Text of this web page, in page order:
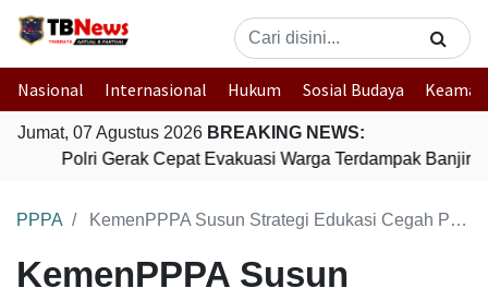
Nasional Internasional Hukum Sosial Budaya
Jumat, 07 Agustus 2026 BREAKING NEWS:
Polri Gerak Cepat Evakuasi Warga Terdampak Banjir di
PPPA KemenPPPA Susun Strategi Edukasi Cegah Paparan Radikalisme di Medsos dan Gim Daring
KemenPPPA Susun